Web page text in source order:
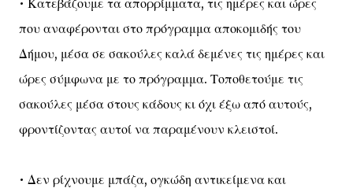
• Κατεβάζουμε τα απορρίμματα, τις ημέρες και ώρες
που αναφέρονται στο πρόγραμμα αποκομιδής του
Δήμου, μέσα σε σακούλες καλά δεμένες τις ημέρες και
ώρες σύμφωνα με το πρόγραμμα. Τοποθετούμε τις
σακούλες μέσα στους κάδους κι όχι έξω από αυτούς,
φροντίζοντας αυτοί να παραμένουν κλειστοί.
• Δεν ρίχνουμε μπάζα, ογκώδη αντικείμενα και